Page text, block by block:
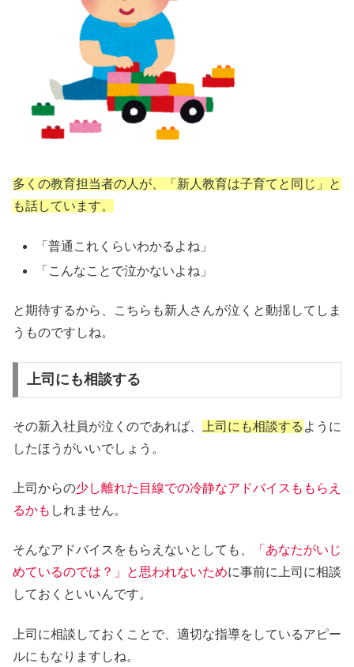
多くの教育担当者の人が、「新人教育は子育てと同じ」と
も話しています。
「普通これくらいわかるよね」
「こんなことで泣かないよね」
と期待するから、こちらも新人さんが泣くと動揺してしま
うものですしね。
上司にも相談する
その新入社員が泣くのであれば、 上司にも相談する ように
したほうがいいでしょう。
上司からの少し離れた目線での冷静なアドバイスももらえ
るかも しれません。
そんなアドバイスをもらえないとしても、
「あなたがいじ
めているのでは？」と思われないために事前に上司に相談
しておくといいんです。
上司に相談しておくことで、適切な指導をしているアピー
ルにもなりますしね。